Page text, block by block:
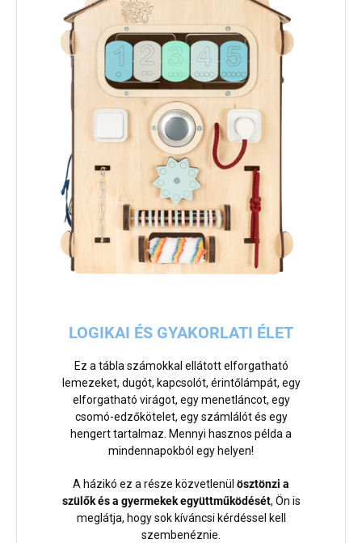
LOGIKAI ÉS GYAKORLATI ÉLET
Ez a tábla számokkal ellátott elforgatható
lemezeket, dugót, kapcsolót, érintőlámpát, egy
elforgatható virágot, egy menetláncot, egy
csomó-edzőkötelet, egy számlálót és egy
hengert tartalmaz. Mennyi hasznos példa a
mindennapokból egy helyen!
A házikó ez a része közvetlenül ösztönzi a
szülők és a gyermekek együttműködését, Ön is
meglátja, hogy sok kíváncsi kérdéssel kell
szembenéznie.